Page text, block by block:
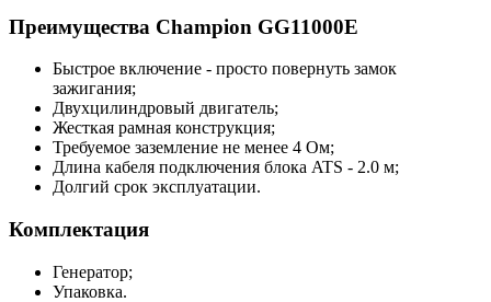
Преимущества Champion GG11000E
Быстрое включение - просто повернуть замок
зажигания;
Двухцилиндровый двигатель;
Жесткая рамная конструкция;
Требуемое заземление не менее 4 Ом;
Длина кабеля подключения блока ATS - 2.0 м;
Долгий срок эксплуатации.
Комплектация
Генератор;
Упаковка.